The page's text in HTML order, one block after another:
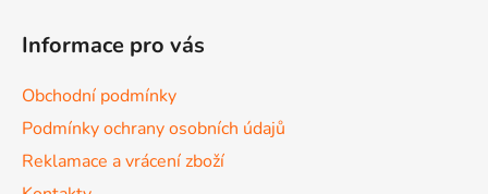
Informace pro vás
Obchodní podmínky
Podmínky ochrany osobních údajů
Reklamace a vrácení zboží